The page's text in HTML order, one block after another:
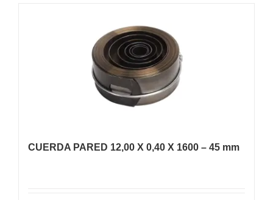
CUERDA PARED 12,00 X 0,40 X 1600 – 45 mm